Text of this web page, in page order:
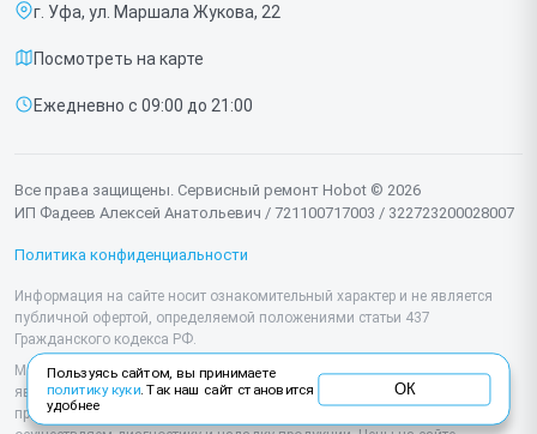
Доставка и способы оплаты
Диагностика
Контакты
г. Уфа, ул. Маршала Жукова, 22
Посмотреть на карте
Ежедневно с 09:00 до 21:00
Все права защищены. Сервисный ремонт Hobot © 2026
ИП Фадеев Алексей Анатольевич / 721100717003 / 322723200028007
Политика конфиденциальности
Информация на сайте носит ознакомительный характер и не является
публичной офертой, определяемой положениями статьи 437
Гражданского кодекса РФ.
Мы специализируемся на обслуживании и ремонте техники Hobot, но не
являемся их официальным представителем. Предоставляем
профессиональные услуги после истечения гарантии, а также
Пользуясь сайтом, вы принимаете
политику куки. Так наш сайт становится
удобнее
ОК